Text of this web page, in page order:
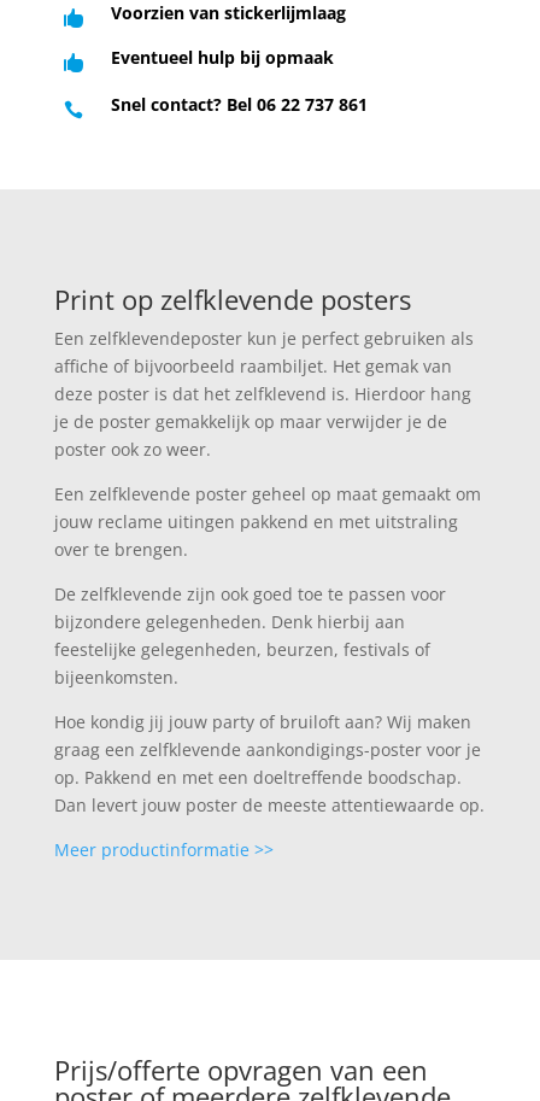
 Voorzien van stickerlijmlaag
 Eventueel hulp bij opmaak
 Snel contact? Bel 06 22 737 861
Print op zelfklevende posters
Een zelfklevendeposter kun je perfect gebruiken als
affiche of bijvoorbeeld raambiljet. Het gemak van
deze poster is dat het zelfklevend is. Hierdoor hang
je de poster gemakkelijk op maar verwijder je de
poster ook zo weer.
Een zelfklevende poster geheel op maat gemaakt om
jouw reclame uitingen pakkend en met uitstraling
over te brengen.
De zelfklevende zijn ook goed toe te passen voor
bijzondere gelegenheden. Denk hierbij aan
feestelijke gelegenheden, beurzen, festivals of
bijeenkomsten.
Hoe kondig jij jouw party of bruiloft aan? Wij maken
graag een zelfklevende aankondigings-poster voor je
op. Pakkend en met een doeltreffende boodschap.
Dan levert jouw poster de meeste attentiewaarde op.
Meer productinformatie >>
Prijs/offerte opvragen van een